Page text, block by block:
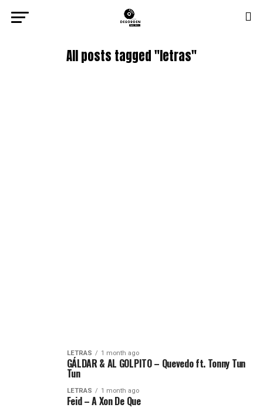
All posts tagged "letras"
LETRAS 1 month ago
GÁLDAR & AL GOLPITO – Quevedo ft. Tonny Tun
Tun
LETRAS 1 month ago
Feid – A Xon De Que